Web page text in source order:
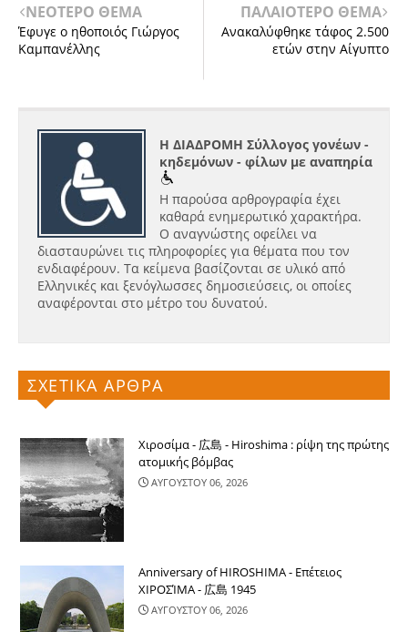
ΝΕΟΤΕΡΟ ΘΕΜΑ
Έφυγε ο ηθοποιός Γιώργος
Καμπανέλλης
ΠΑΛΑΙΟΤΕΡΟ ΘΕΜΑ
Ανακαλύφθηκε τάφος 2.500
ετών στην Αίγυπτο
Η ΔΙΑΔΡΟΜΗ Σύλλογος γονέων -
κηδεμόνων - φίλων με αναπηρία
Η παρούσα αρθρογραφία έχει
καθαρά ενημερωτικό χαρακτήρα.
Ο αναγνώστης οφείλει να
διασταυρώνει τις πληροφορίες για θέματα που τον
ενδιαφέρουν. Τα κείμενα βασίζονται σε υλικό από
Ελληνικές και ξενόγλωσσες δημοσιεύσεις, οι οποίες
αναφέρονται στο μέτρο του δυνατού.
ΣΧΕΤΙΚΑ ΑΡΘΡΑ
Χιροσίμα - 広島 - Hiroshima : ρίψη της πρώτης
ατομικής βόμβας
ΑΥΓΟΥΣΤΟΥ 06, 2026
Anniversary of HIROSHIMA - Επέτειος
ΧΙΡΟΣΊΜΑ - 広島 1945
ΑΥΓΟΥΣΤΟΥ 06, 2026